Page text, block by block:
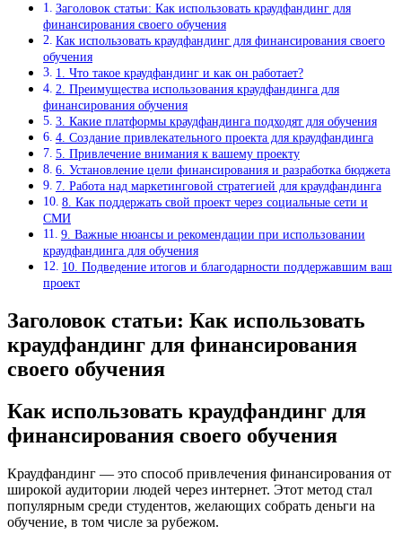
Заголовок статьи: Как использовать краудфандинг для
финансирования своего обучения
Как использовать краудфандинг для финансирования своего
обучения
1. Что такое краудфандинг и как он работает?
2. Преимущества использования краудфандинга для
финансирования обучения
3. Какие платформы краудфандинга подходят для обучения
4. Создание привлекательного проекта для краудфандинга
5. Привлечение внимания к вашему проекту
6. Установление цели финансирования и разработка бюджета
7. Работа над маркетинговой стратегией для краудфандинга
8. Как поддержать свой проект через социальные сети и
СМИ
9. Важные нюансы и рекомендации при использовании
краудфандинга для обучения
10. Подведение итогов и благодарности поддержавшим ваш
проект
Заголовок статьи: Как использовать
краудфандинг для финансирования
своего обучения
Как использовать краудфандинг для
финансирования своего обучения
Краудфандинг — это способ привлечения финансирования от
широкой аудитории людей через интернет. Этот метод стал
популярным среди студентов, желающих собрать деньги на
обучение, в том числе за рубежом.